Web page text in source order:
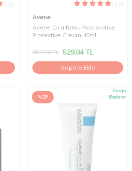
Avene
Avene Cicalfate+ Restorative
Protective Cream 40ml
899,00TL 529,04 TL
Sepete Ekle
%19
Kargo
Bedava